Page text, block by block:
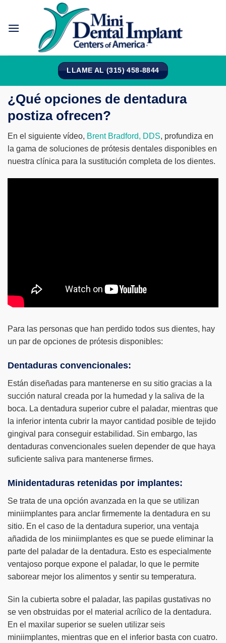
contenido
LLAME AL (315) 458-8844
¿Qué opciones de dentadura
postiza ofrecen?
En el siguiente vídeo, Brent Bradford, DDS, profundiza en
la gama de soluciones de prótesis dentales disponibles en
nuestra clínica para la sustitución completa de los dientes.
Para las personas que han perdido todos sus dientes, hay
un par de opciones de prótesis disponibles:
Dentaduras convencionales:
Están diseñadas para mantenerse en su sitio gracias a la
succión natural creada por la humedad y la saliva de la
boca. La dentadura superior cubre el paladar, mientras que
la inferior intenta cubrir la mayor cantidad posible de tejido
gingival para conseguir estabilidad. Sin embargo, las
dentaduras convencionales suelen depender de que haya
suficiente saliva para mantenerse firmes.
Minidentaduras retenidas por implantes:
Se trata de una opción avanzada en la que se utilizan
miniimplantes para anclar firmemente la dentadura en su
sitio. En el caso de la dentadura superior, una ventaja
añadida de los miniimplantes es que se puede eliminar la
parte del paladar de la dentadura. Esto es especialmente
ventajoso porque expone el paladar, lo que le permite
saborear mejor los alimentos y sentir su temperatura.
Sin la cubierta sobre el paladar, las papilas gustativas no
se ven obstruidas por el material acrílico de la dentadura.
En el maxilar superior se suelen utilizar seis
miniimplantes, mientras que en el inferior basta con cuatro.